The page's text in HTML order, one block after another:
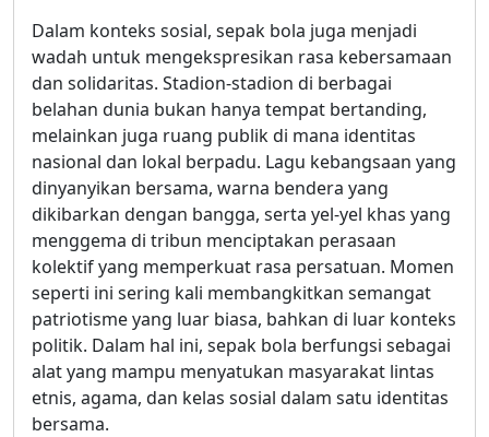
Dalam konteks sosial, sepak bola juga menjadi
wadah untuk mengekspresikan rasa kebersamaan
dan solidaritas. Stadion-stadion di berbagai
belahan dunia bukan hanya tempat bertanding,
melainkan juga ruang publik di mana identitas
nasional dan lokal berpadu. Lagu kebangsaan yang
dinyanyikan bersama, warna bendera yang
dikibarkan dengan bangga, serta yel-yel khas yang
menggema di tribun menciptakan perasaan
kolektif yang memperkuat rasa persatuan. Momen
seperti ini sering kali membangkitkan semangat
patriotisme yang luar biasa, bahkan di luar konteks
politik. Dalam hal ini, sepak bola berfungsi sebagai
alat yang mampu menyatukan masyarakat lintas
etnis, agama, dan kelas sosial dalam satu identitas
bersama.